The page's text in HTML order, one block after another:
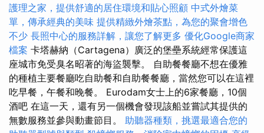
護理之家，提供舒適的居住環境和貼心照顧 中式外燴菜
單，傳承經典的美味 提供精緻外燴茶點，為您的聚會增色
不少 長照中心的服務詳解，讓您了解更多 優化Google商家
檔案 卡塔赫納（Cartagena）廣泛的堡壘系統經常保護這
座城市免受臭名昭著的海盜襲擊。 自助餐餐廳不想在優雅
的種植主要餐廳吃自助餐和自助餐餐廳，當然您可以在這裡
吃早餐，午餐和晚餐。 Eurodam女士上的6家餐廳，10個
酒吧 在這一天，還有另一個機會發現該船並嘗試其提供的
無數服務並參與動畫節目。 助聽器種類，挑選最適合您的